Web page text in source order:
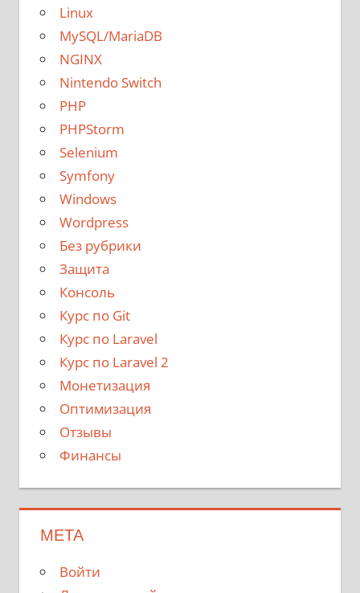
Linux
MySQL/MariaDB
NGINX
Nintendo Switch
PHP
PHPStorm
Selenium
Symfony
Windows
Wordpress
Без рубрики
Защита
Консоль
Курс по Git
Курс по Laravel
Курс по Laravel 2
Монетизация
Оптимизация
Отзывы
Финансы
МЕТА
Войти